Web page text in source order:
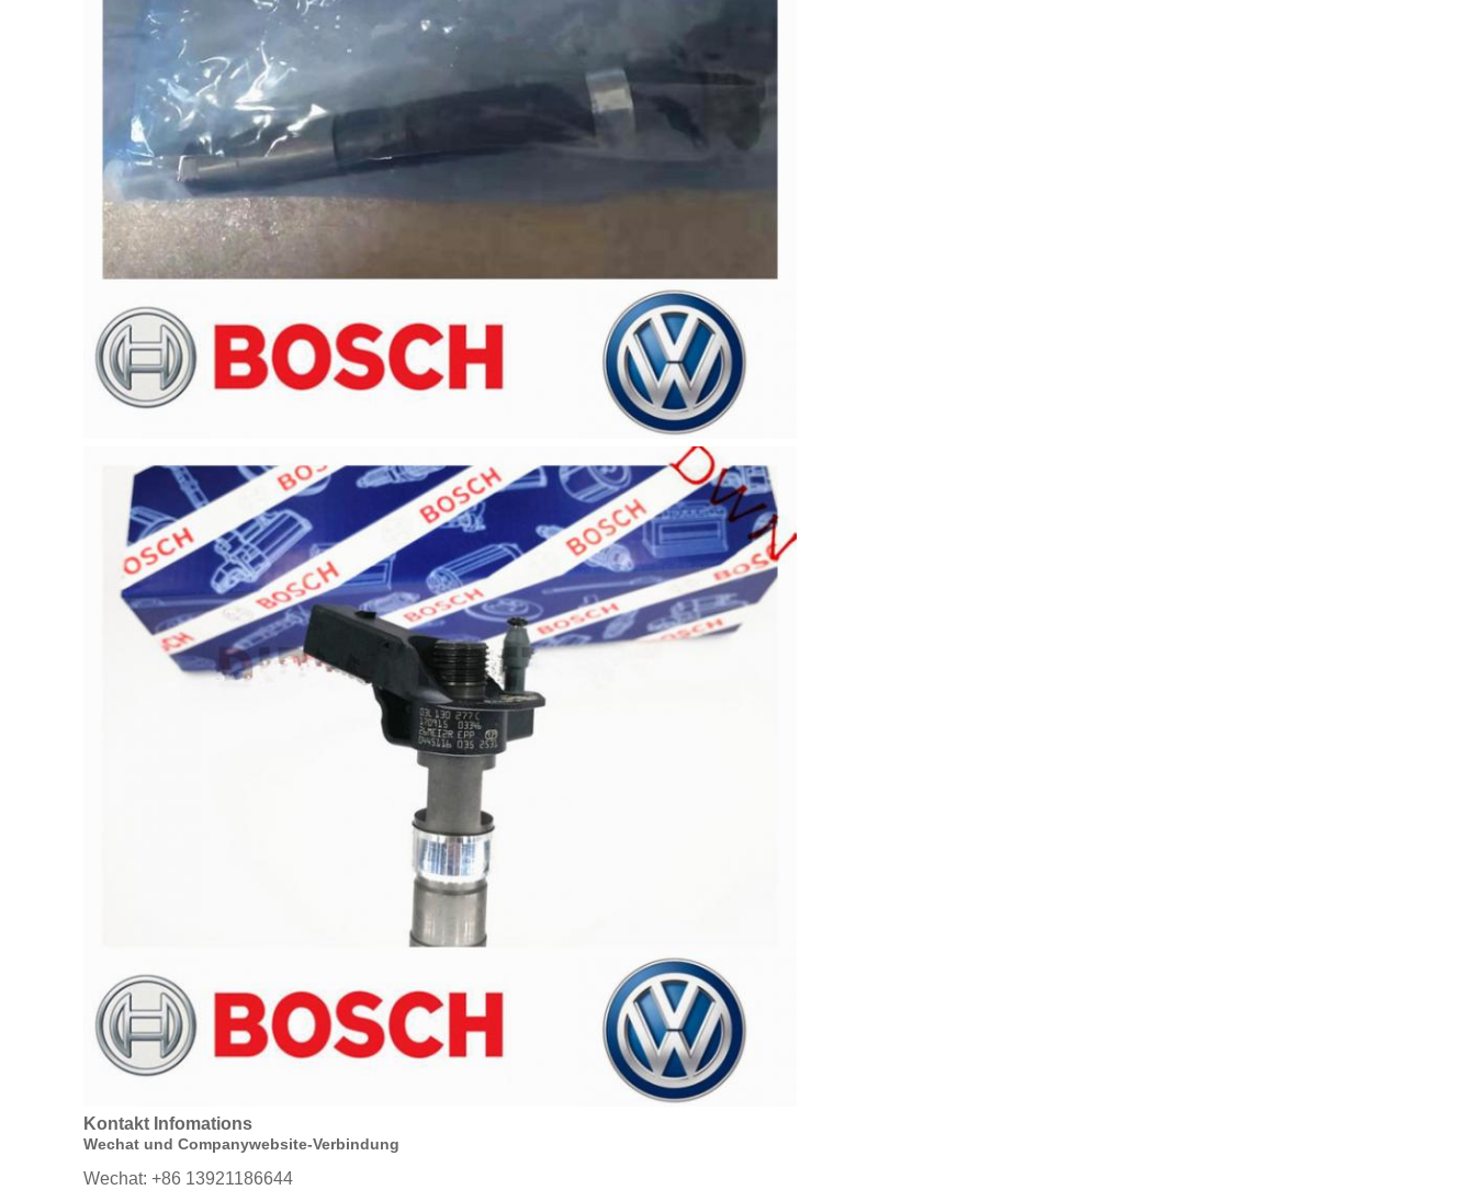
Kontakt Infomations
Wechat und Companywebsite-Verbindung
Wechat: +86 13921186644